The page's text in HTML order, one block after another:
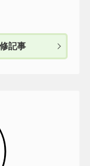
記事